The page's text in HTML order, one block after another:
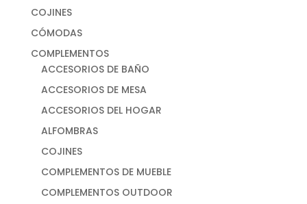
COJINES
CÓMODAS
COMPLEMENTOS
ACCESORIOS DE BAÑO
ACCESORIOS DE MESA
ACCESORIOS DEL HOGAR
ALFOMBRAS
COJINES
COMPLEMENTOS DE MUEBLE
COMPLEMENTOS OUTDOOR